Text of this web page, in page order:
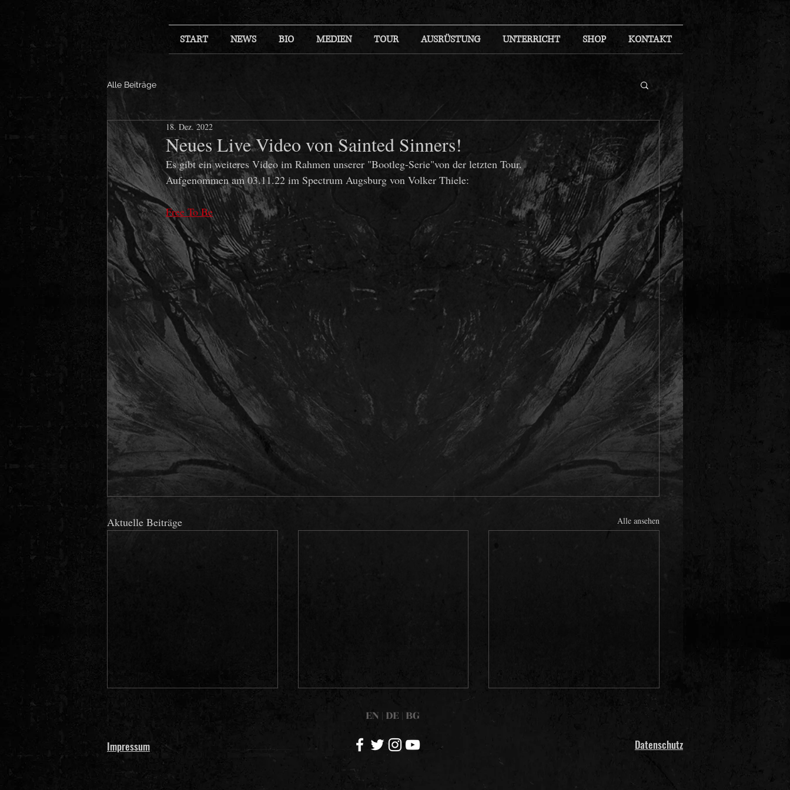
START NEWS BIO MEDIEN TOUR AUSRÜSTUNG UNTERRICHT SHOP KONTAKT
Alle Beiträge
Neues Live Video von Sainted Sinners!
18. Dez. 2022
Es gibt ein weiteres Video im Rahmen unserer "Bootleg-Serie"von der letzten Tour.
Aufgenommen am 03.11.22 im Spectrum Augsburg von Volker Thiele:
Free To Be
Aktuelle Beiträge Alle ansehen
EN | DE | BG
Impressum Datenschutz